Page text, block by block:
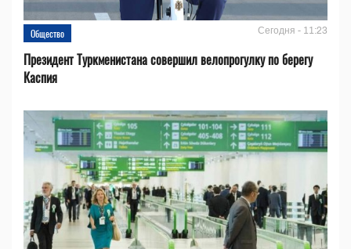
Общество Сегодня - 11:23
Президент Туркменистана совершил велопрогулку по берегу
Каспия